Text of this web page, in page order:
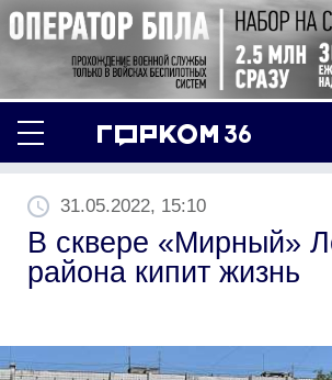
31.05.2022, 15:10
В сквере «Мирный»
района кипит жизнь